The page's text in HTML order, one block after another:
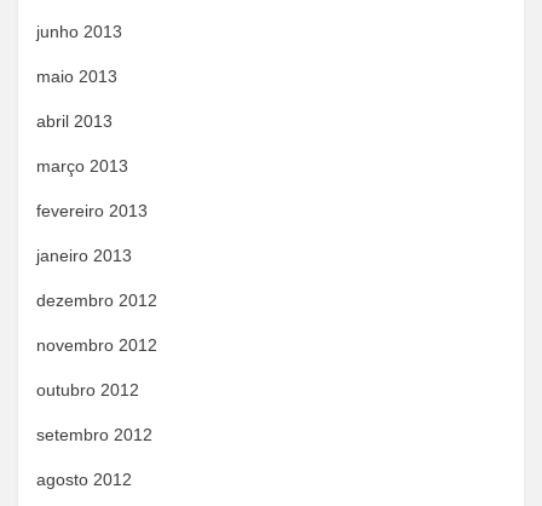
junho 2013
maio 2013
abril 2013
março 2013
fevereiro 2013
janeiro 2013
dezembro 2012
novembro 2012
outubro 2012
setembro 2012
agosto 2012